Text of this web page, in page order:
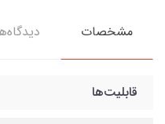
مشخصات
قابلیت‌ها